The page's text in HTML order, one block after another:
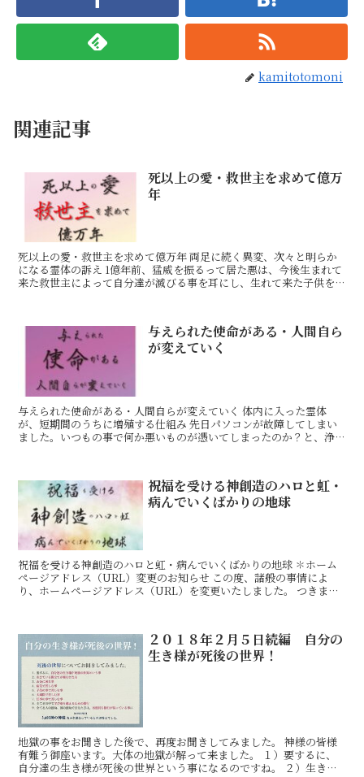
kamitotomoni
関連記事
死以上の愛・救世主を求めて億万
年
死以上の愛・救世主を求めて億万年 両足に続く異変、次々と明らか
になる霊体の訴え 1億年前、猛威を振るって居た悪は、今後生まれて
来た救世主によって自分達が滅びる事を耳にし、生れて来た子供を皆
与えられた使命がある・人間自ら
が変えていく
与えられた使命がある・人間自らが変えていく 体内に入った霊体
が、短期間のうちに増殖する仕組み 先日パソコンが故障してしまい
ました。いつもの事で何か悪いものが憑いてしまったのか？と、浄化
祝福を受ける神創造のハロと虹・
病んでいくばかりの地球
祝福を受ける神創造のハロと虹・病んでいくばかりの地球 ✽ホーム
ページアドレス（URL）変更のお知らせ この度、諸般の事情によ
り、ホームページアドレス（URL）を変更いたしました。 つきまし
２０１８年２月５日続編 自分の
生き様が死後の世界！
地獄の事をお聞きした後で、再度お聞きしてみました。 神様の皆様
有難う御座います。大体の地獄が解って来ました。 １）要するに、
自分達の生き様が死後の世界という事になるのですね。 ２）生きて